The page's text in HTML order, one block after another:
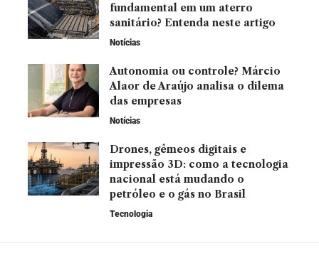
fundamental em um aterro
sanitário? Entenda neste artigo
Notícias
Autonomia ou controle? Márcio
Alaor de Araújo analisa o dilema
das empresas
Notícias
Drones, gêmeos digitais e
impressão 3D: como a tecnologia
nacional está mudando o
petróleo e o gás no Brasil
Tecnologia